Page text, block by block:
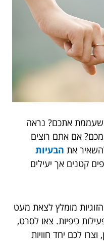
אתכם? נראה
אם אתם רוצים
להשאיר את הבעיות
קטנים אך יעילים
מומלץ לצאת מעט
כיפיות. צאו לסרט,
לכם יחד חוויות